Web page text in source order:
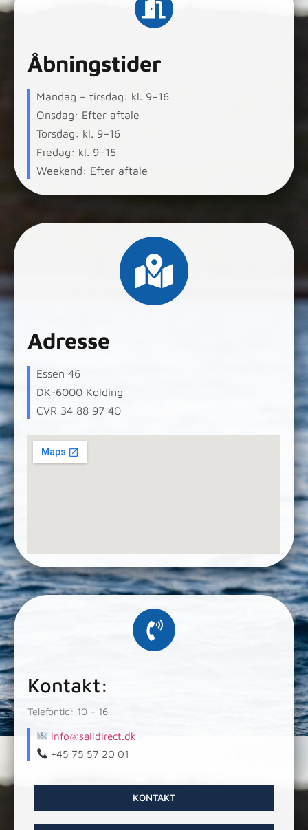
Åbningstider
Mandag – tirsdag: kl. 9–16
Onsdag: Efter aftale
Torsdag: kl. 9–16
Fredag: kl. 9–15
Weekend: Efter aftale
Adresse
Essen 46
DK-6000 Kolding
CVR 34 88 97 40
Kontakt:
Telefontid: 10 – 16
info@saildirect.dk
+45 75 57 20 01
KONTAKT